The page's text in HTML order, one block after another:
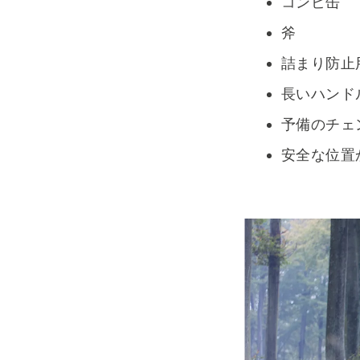
斧
詰まり防止
長いハンド
予備のチェ
安全な位置